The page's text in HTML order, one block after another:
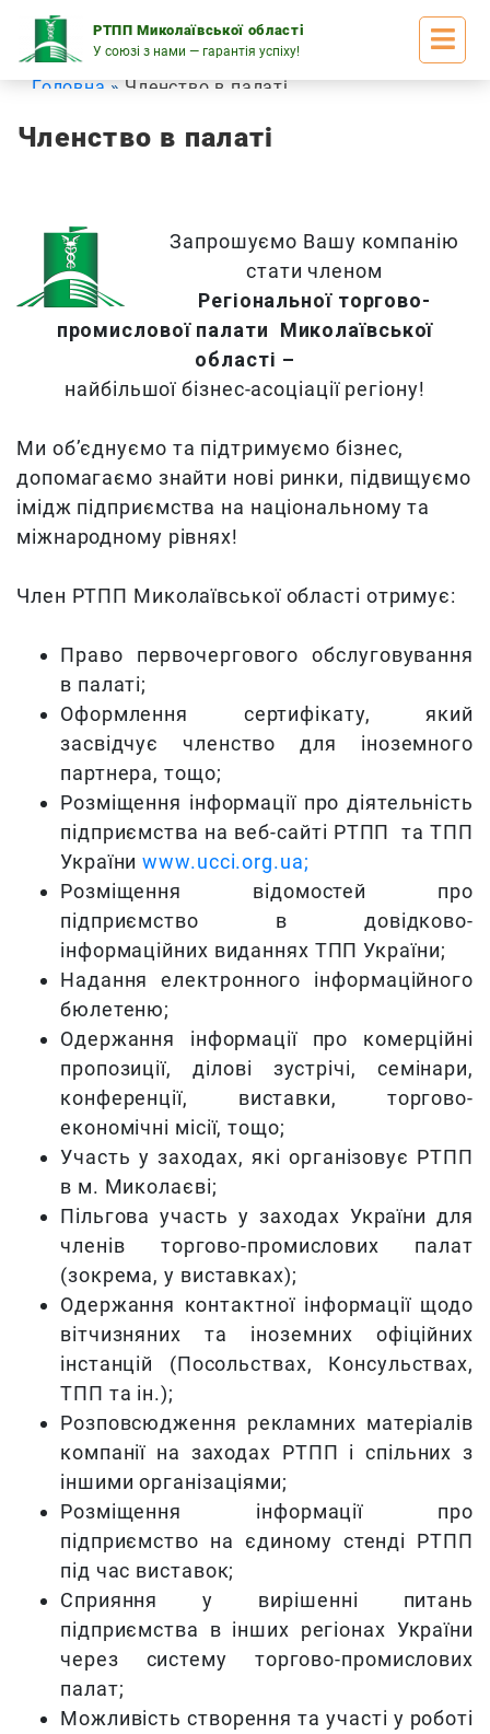
РТПП Миколаївської області
У союзі з нами — гарантія успіху!
content
Головна Членство в палаті
Членство в палаті
Запрошуємо Вашу компанію
стати членом
Регіональної торгово-
промислової палати Миколаївської
області –
найбільшої бізнес-асоціації регіону!
Ми об’єднуємо та підтримуємо бізнес,
допомагаємо знайти нові ринки, підвищуємо
імідж підприємства на національному та
міжнародному рівнях!
Член РТПП Миколаївської області отримує:
Право первочергового обслуговування
в палаті;
Оформлення сертифікату, який
засвідчує членство для іноземного
партнера, тощо;
Розміщення інформації про діятельність
підприємства на веб-сайті РТПП та ТПП
Україниwww.ucci.org.ua;
Розміщення відомостей про
підприємство в довідково-
інформаційних виданнях ТПП України;
Надання електронного інформаційного
бюлетеню;
Одержання інформації про комерційні
пропозиції, ділові зустрічі, семінари,
конференції, виставки, торгово-
економічні місії, тощо;
Участь у заходах, які організовує РТПП
в м. Миколаєві;
Пільгова участь у заходах України для
членів торгово-промислових палат
(зокрема, у виставках);
Одержання контактної інформації щодо
вітчизняних та іноземних офіційних
інстанцій (Посольствах, Консульствах,
ТПП та ін.);
Розповсюдження рекламних матеріалів
компанії на заходах РТПП і спільних з
іншими організаціями;
Розміщення інформації про
підприємство на єдиному стенді РТПП
під час виставок;
Сприяння у вирішенні питань
підприємства в інших регіонах України
через систему торгово-промислових
палат;
Можливість створення та участі у роботі